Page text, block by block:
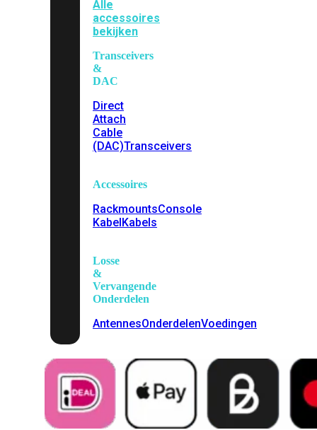
Alle
accessoires
bekijken
Transceivers
&
DAC
Direct
Attach
Cable
(DAC)Transceivers
Accessoires
RackmountsConsole
KabelKabels
Losse
&
Vervangende
Onderdelen
AntennesOnderdelenVoedingen